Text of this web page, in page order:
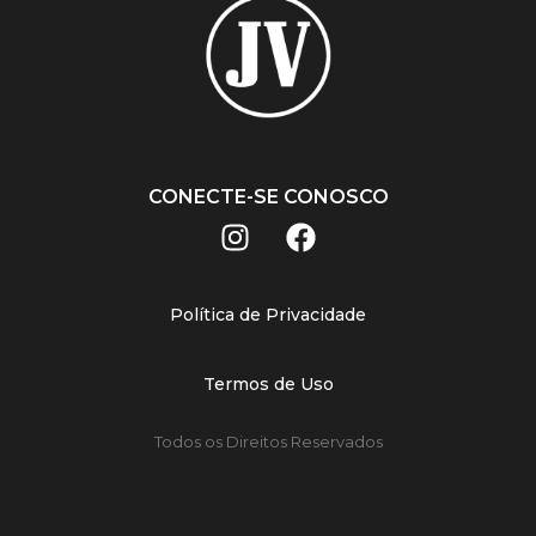
CONECTE-SE CONOSCO
Política de Privacidade
Termos de Uso
Todos os Direitos Reservados